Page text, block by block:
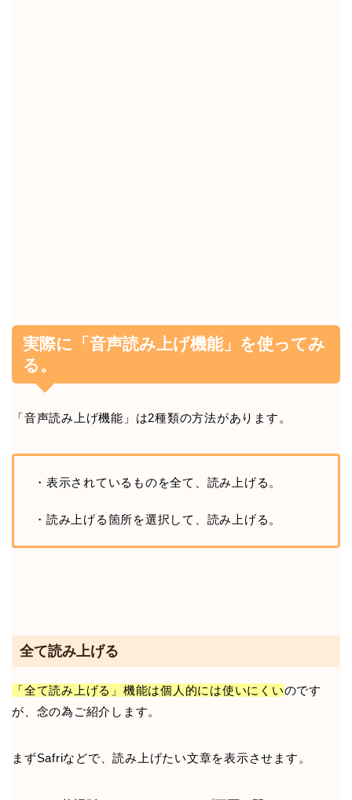
実際に「音声読み上げ機能」を使ってみ
る。
「音声読み上げ機能」は2種類の方法があります。
・表示されているものを全て、読み上げる。
・読み上げる箇所を選択して、読み上げる。
全て読み上げる
「全て読み上げる」機能は個人的には使いにくいのです
が、念の為ご紹介します。
まずSafriなどで、読み上げたい文章を表示させます。